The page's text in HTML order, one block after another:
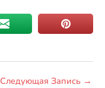
Следующая Запись →